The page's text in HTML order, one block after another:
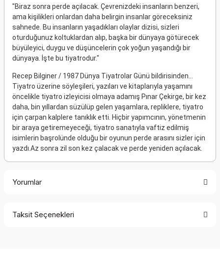
"Biraz sonra perde açılacak. Çevrenizdeki insanların benzeri,
ama kişilikleri onlardan daha belirgin insanlar göreceksiniz
sahnede. Bu insanların yaşadıkları olaylar dizisi, sizleri
oturduğunuz koltuklardan alıp, başka bir dünyaya götürecek
büyüleyici, duygu ve düşüncelerin çok yoğun yaşandığı bir
dünyaya. İşte bu tiyatrodur."
Recep Bilginer / 1987 Dünya Tiyatrolar Günü bildirisinden...
Tiyatro üzerine söyleşileri, yazıları ve kitaplarıyla yaşamını
öncelikle tiyatro izleyicisi olmaya adamış Pınar Çekirge, bir kez
daha, bin yıllardan süzülüp gelen yaşamlara, repliklere, tiyatro
için çarpan kalplere tanıklık etti. Hiçbir yapımcının, yönetmenin
bir araya getiremeyeceği, tiyatro sanatıyla vaftiz edilmiş
isimlerin başrolünde olduğu bir oyunun perde arasını sizler için
yazdı.Az sonra zil son kez çalacak ve perde yeniden açılacak.
Yorumlar
Taksit Seçenekleri